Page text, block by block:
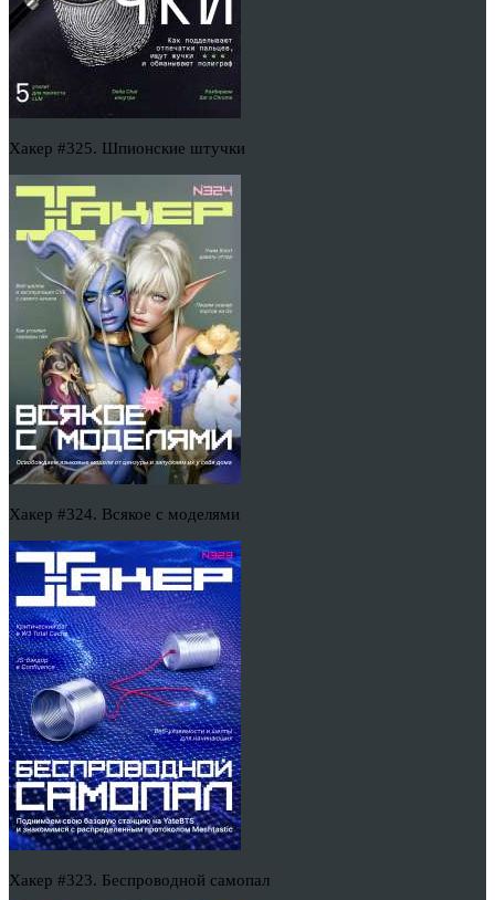
Хакер #325. Шпионские штучки
Хакер #324. Всякое с моделями
Хакер #323. Беспроводной самопал